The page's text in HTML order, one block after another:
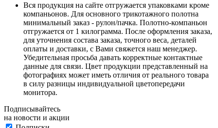
Вся продукция на сайте отгружается упаковками кроме
компаньонов. Для основного трикотажного полотна
минимальный заказ - рулон/пачка. Полотно-компаньон
отгружается от 1 килограмма. После оформления заказа,
для уточнения состава заказа, точного веса, деталей
оплаты и доставки, с Вами свяжется наш менеджер.
Убедительная просьба давать корректные контактные
данные для связи. Цвет продукции представленный на
фотографиях может иметь отличия от реального товара
в силу разницы индивидуальной цветопередачи
монитора.
Подписывайтесь
на новости и акции